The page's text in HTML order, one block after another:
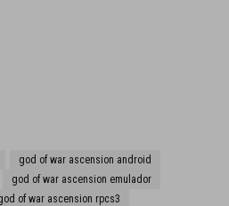
god of war ascension android
god of war ascension emulador
of war ascension rpcs3